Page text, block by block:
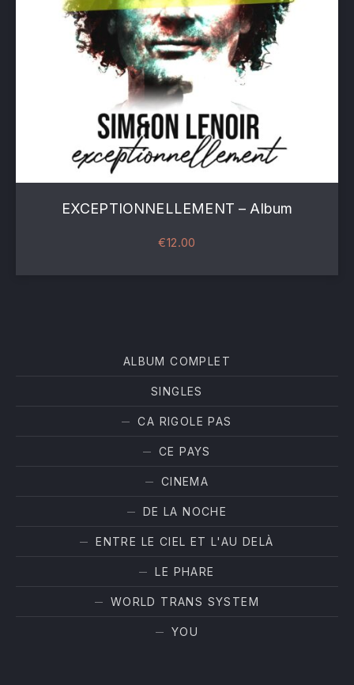
Filter productsALBUM COMPLET
SINGLES
CA RIGOLE PAS
CE PAYS
CINEMA
DE LA NOCHE
ENTRE LE CIEL ET L'AU DELÀ
LE PHARE
WORLD TRANS SYSTEM
YOU
EXCEPTIONNELLEMENT – Album
€12.00